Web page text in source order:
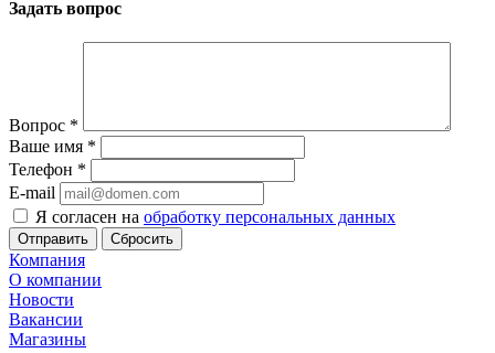
Задать вопрос
Вопрос *
Ваше имя *
Телефон *
E-mail
Я согласен на обработку персональных данных
Сбросить
Компания
О компании
Новости
Вакансии
Магазины